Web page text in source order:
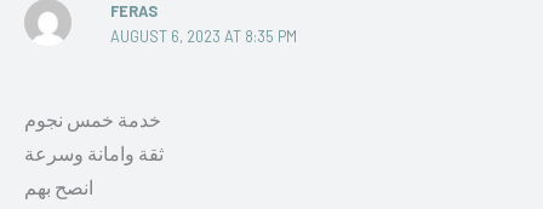
FERAS
AUGUST 6, 2023 AT 8:35 PM
خدمة خمس نجوم
ثقة وامانة وسرعة
انصح بهم